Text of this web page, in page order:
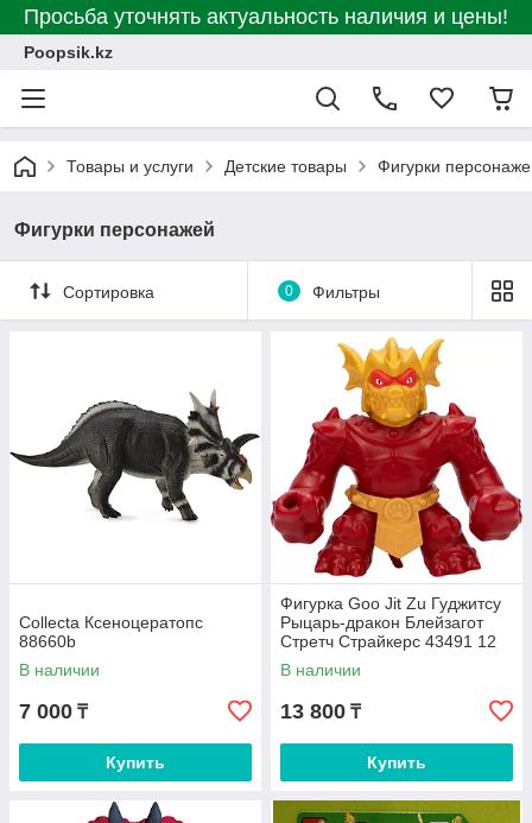
Просьба уточнять актуальность наличия и цены!
Poopsik.kz
Товары и услуги Детские товары Фигурки
Фигурки персонажей
Сортировка 0 Фильтры
Collecta Ксеноцератопс
88660b
В наличии
7 000 ₸
Купить
Фигурка Goo Jit Zu Гуджитсу
Рыцарь-дракон Блейзагот
Стретч Страйкерс 43491 12
см 1 шт
В наличии
13 800 ₸
Купить